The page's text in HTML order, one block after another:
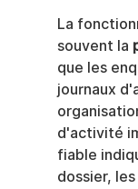
La
souvent la
que les
journaux
d'activité
fiable
dossier,